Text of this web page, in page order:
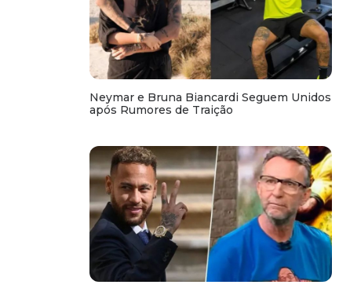
Neymar e Bruna Biancardi Seguem Unidos
após Rumores de Traição